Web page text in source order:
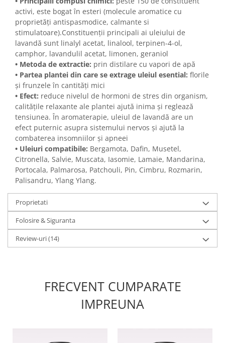
activi, este bogat în esteri (molecule aromatice cu
proprietăți antispasmodice, calmante si
stimulatoare).Constituenții principali ai uleiului de
lavandă sunt linalyl acetat, linalool, terpinen-4-ol,
camphor, lavandulil acetat, limonen, geraniol
• Metoda de extractie: prin distilare cu vapori de apă
• Partea plantei din care se extrage uleiul esential: florile
și frunzele în cantități mici
• Efect: reduce nivelul de hormoni de stres din organism,
calitățile relaxante ale plantei ajută inima și reglează
tensiunea. În aromaterapie, uleiul de lavandă are un
efect puternic asupra sistemului nervos și ajută la
combaterea insomniilor și apneei
• Uleiuri compatibile: Bergamota, Dafin, Musetel,
Citronella, Salvie, Muscata, Iasomie, Lamaie, Mandarina,
Portocala, Palmarosa, Patchouli, Pin, Cimbru, Rozmarin,
Palisandru, Ylang Ylang.
Proprietati
Folosire & Siguranta
Review-uri(14)
FRECVENT CUMPARATE
IMPREUNA